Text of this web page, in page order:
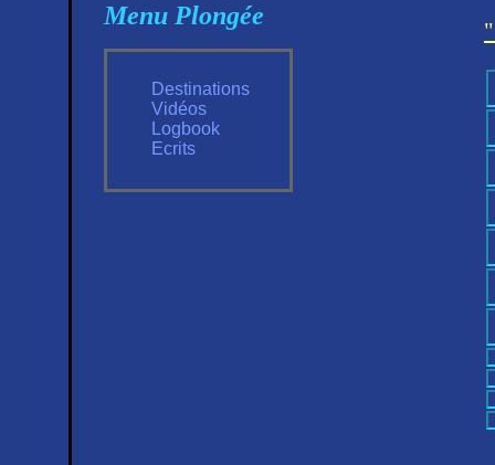
Menu Plongée
Destinations
Vidéos
Logbook
Ecrits